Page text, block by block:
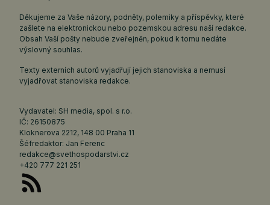
Děkujeme za Vaše názory, podněty, polemiky a příspěvky, které
zašlete na elektronickou nebo pozemskou adresu naší redakce.
Obsah Vaší pošty nebude zveřejněn, pokud k tomu nedáte
výslovný souhlas.
Texty externích autorů vyjadřují jejich stanoviska a nemusí
vyjadřovat stanoviska redakce.
Vydavatel: SH media, spol. s r.o.
IČ: 26150875
Kloknerova 2212, 148 00 Praha 11
Šéfredaktor: Jan Ferenc
redakce@svethospodarstvi.cz
+420 777 221 251